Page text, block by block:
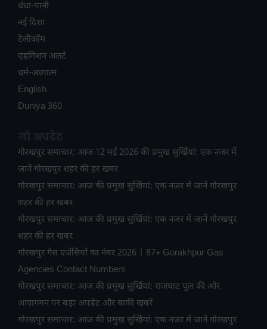
धंधा-पानी
नई दिशा
टेलीकॉम
ए​डमिशन अलर्ट
धर्म-अध्यात्म
English
Duniya 360
गोरखपुर समाचार: आज 12 मई 2026 की प्रमुख सुर्खियां: एक नजर में
जानें गोरखपुर शहर की हर खबर
गोरखपुर समाचार: आज की प्रमुख सुर्खियां: एक नजर में जानें गोरखपुर
शहर की हर खबर
गोरखपुर समाचार: आज की प्रमुख सुर्खियां: एक नजर में जानें गोरखपुर
शहर की हर खबर
गोरखपुर गैस एजेंसियों का नंबर 2026 | 87+ Gorakhpur Gas
Agencies Contact Numbers
गोरखपुर समाचार: आज की प्रमुख सुर्खियां: राजघाट पुल की ओर
आवागमन पर बड़ा अपडेट और बाकी खबरें
गोरखपुर समाचार: आज की प्रमुख सुर्खियां: एक नजर में जानें गोरखपुर